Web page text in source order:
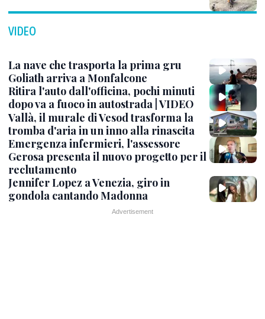
VIDEO
La nave che trasporta la prima gru
Goliath arriva a Monfalcone
Ritira l'auto dall'officina, pochi minuti
dopo va a fuoco in autostrada | VIDEO
Vallà, il murale di Vesod trasforma la
tromba d'aria in un inno alla rinascita
Emergenza infermieri, l'assessore
Gerosa presenta il nuovo progetto per il
reclutamento
Jennifer Lopez a Venezia, giro in
gondola cantando Madonna